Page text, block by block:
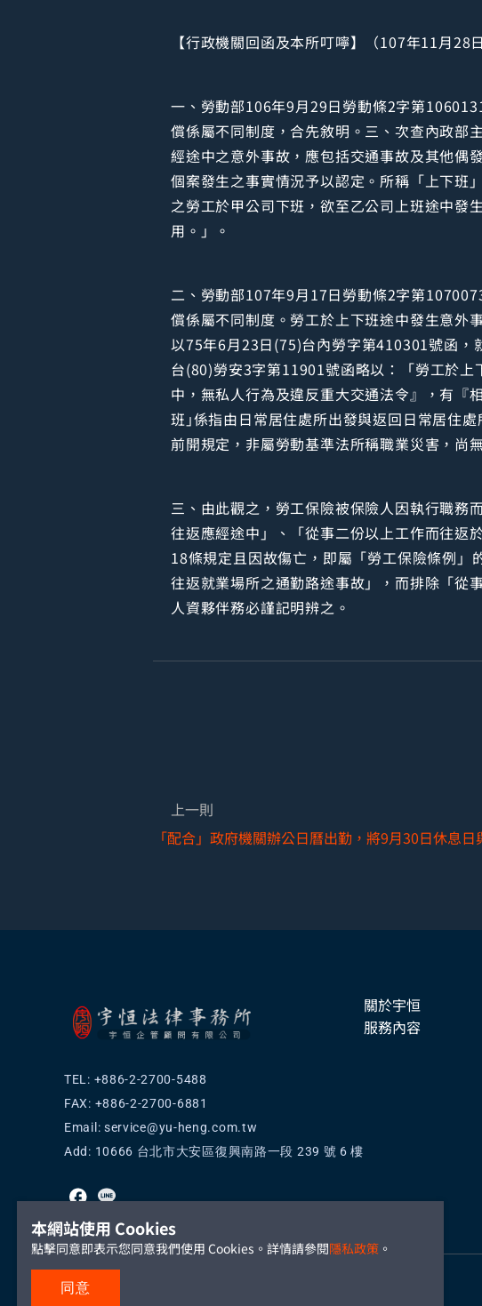
【行政機關回函及本所叮嚀】（107年11月28日
一、勞動部106年9月29日勞動條2字第
償係屬不同制度，合先敘明。三、次查內政部
經途中之意外事故，應包括交通事故及其他偶
個案發生之事實情況予以認定。所稱「上下班
之勞工於甲公司下班，欲至乙公司上班途中發
用。」。
二、勞動部107年9月17日勞動條2字第
償係屬不同制度。勞工於上下班途中發生意外
以75年6月23日(75)台內勞字第410301號函，
台(80)勞安3字第11901號函略以：「勞工於
中，無私人行為及違反重大交通法令』，有
班｣係指由日常居住處所出發與返回日常居住
前開規定，非屬勞動基準法所稱職業災害，尚
三、由此觀之，勞工保險被保險人因執行職務
往返應經途中」、「從事二份以上工作而往返
18條規定且因故傷亡，即屬「勞工保險條例
往返就業場所之通勤路途事故」，而排除「從
人資夥伴務必謹記明辨之。
上一則
TEL: +886-2-2700-5488
FAX: +886-2-2700-6881
Email: service@yu-heng.com.tw
Add: 10666 台北市大安區復興南路一段 239 號 6 樓
關於宇恒
服務內容
本網站使用 Cookies
點擊同意即表示您同意我們使用 Cookies。詳情請參閱隱私政策 。
同意